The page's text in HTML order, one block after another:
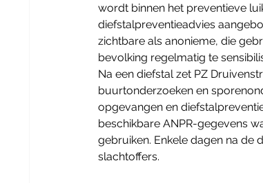
wordt binnen het preventieve
diefstalpreventieadvies
zichtbare als anonieme, die
bevolking regelmatig te
Na een diefstal zet PZ
buurtonderzoeken en
opgevangen en
beschikbare ANPR-gegevens
gebruiken. Enkele dagen na de
slachtoffers.